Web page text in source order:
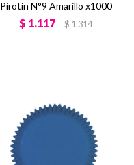
Pirotín N°9 Amarillo x1000
$ 1.117 $1.314